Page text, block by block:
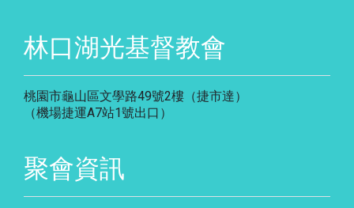
林口湖光基督教會
桃園市龜山區文學路49號2樓（捷市達）
（機場捷運A7站1號出口）
聚會資訊